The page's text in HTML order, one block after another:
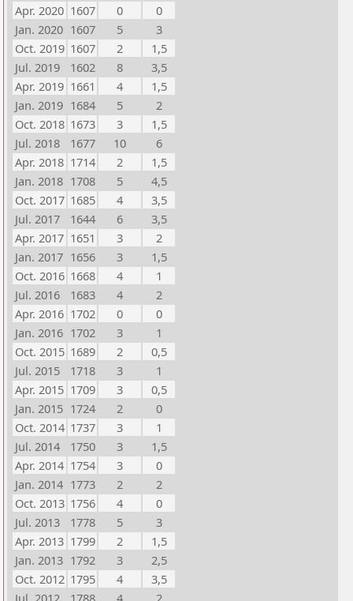
Apr. 2020 1607 0
0
Jan. 2020 1607 5
3
Oct. 2019 1607 2
1,5
Jul. 2019
1602 8
3,5
Apr. 2019 1661 4
1,5
Jan. 2019 1684 5
2
Oct. 2018 1673 3
1,5
Jul. 2018
1677 10
6
Apr. 2018 1714 2
1,5
Jan. 2018 1708 5
4,5
Oct. 2017 1685 4
3,5
Jul. 2017
1644 6
3,5
Apr. 2017 1651 3
2
Jan. 2017 1656 3
1,5
Oct. 2016 1668 4
1
Jul. 2016
1683 4
2
Apr. 2016 1702 0
0
Jan. 2016 1702 3
1
Oct. 2015 1689 2
0,5
Jul. 2015
1718 3
1
Apr. 2015 1709 3
0,5
Jan. 2015 1724 2
0
Oct. 2014 1737 3
1
Jul. 2014
1750 3
1,5
Apr. 2014 1754 3
0
Jan. 2014 1773 2
2
Oct. 2013 1756 4
0
Jul. 2013
1778 5
3
Apr. 2013 1799 2
1,5
Jan. 2013 1792 3
2,5
Oct. 2012 1795 4
3,5
Jul. 2012
1788 4
2